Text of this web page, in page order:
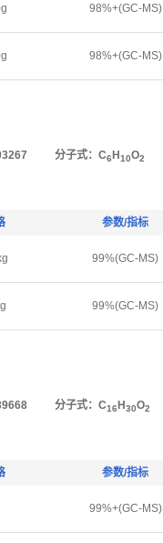
98%+(GC-MS)
98%+(GC-MS)
分子式：C6 H 10O2
参数/指标
99%(GC-MS)
99%(GC-MS)
分子式：C16 H 30O2
参数/指标
99%+(GC-MS)